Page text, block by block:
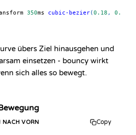
350ms cubic-bezier(0.18 , 0.89
übers Ziel hinausgehen und
einsetzen - bouncy wirkt
sich alles so bewegt.
NACH VORN Copy